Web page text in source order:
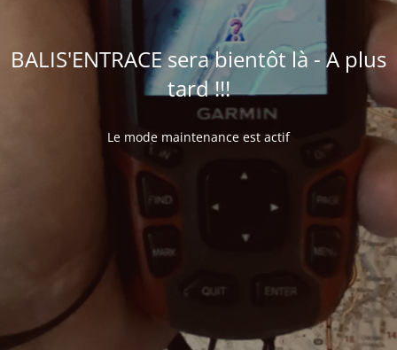
BALIS'ENTRACE sera bientôt là - A plus
tard !!!
Le mode maintenance est actif